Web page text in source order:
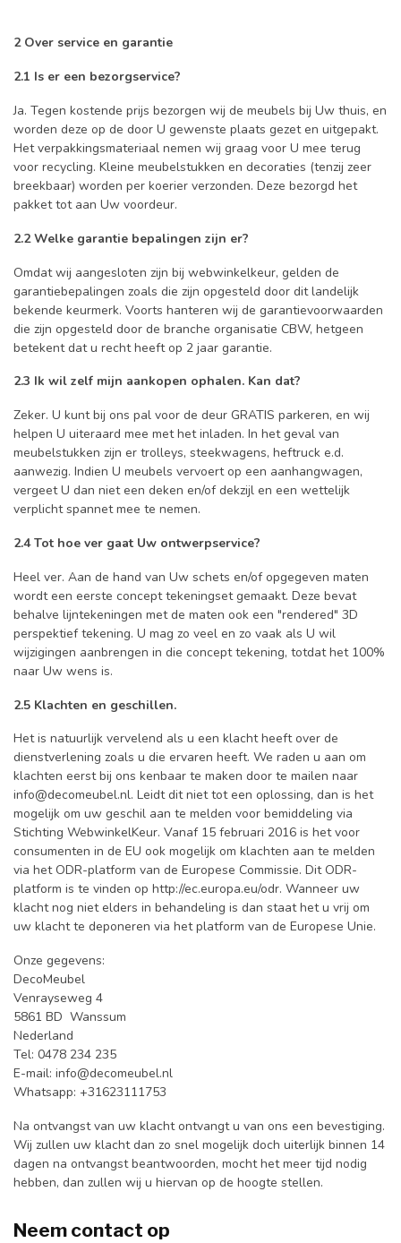
2 Over service en garantie
2.1 Is er een bezorgservice?
Ja. Tegen kostende prijs bezorgen wij de meubels bij Uw thuis, en
worden deze op de door U gewenste plaats gezet en uitgepakt.
Het verpakkingsmateriaal nemen wij graag voor U mee terug
voor recycling. Kleine meubelstukken en decoraties (tenzij zeer
breekbaar) worden per koerier verzonden. Deze bezorgd het
pakket tot aan Uw voordeur.
2.2 Welke garantie bepalingen zijn er?
Omdat wij aangesloten zijn bij webwinkelkeur, gelden de
garantiebepalingen zoals die zijn opgesteld door dit landelijk
bekende keurmerk. Voorts hanteren wij de garantievoorwaarden
die zijn opgesteld door de branche organisatie CBW, hetgeen
betekent dat u recht heeft op 2 jaar garantie.
2.3 Ik wil zelf mijn aankopen ophalen. Kan dat?
Zeker. U kunt bij ons pal voor de deur GRATIS parkeren, en wij
helpen U uiteraard mee met het inladen. In het geval van
meubelstukken zijn er trolleys, steekwagens, heftruck e.d.
aanwezig. Indien U meubels vervoert op een aanhangwagen,
vergeet U dan niet een deken en/of dekzijl en een wettelijk
verplicht spannet mee te nemen.
2.4 Tot hoe ver gaat Uw ontwerpservice?
Heel ver. Aan de hand van Uw schets en/of opgegeven maten
wordt een eerste concept tekeningset gemaakt. Deze bevat
behalve lijntekeningen met de maten ook een "rendered" 3D
perspektief tekening. U mag zo veel en zo vaak als U wil
wijzigingen aanbrengen in die concept tekening, totdat het 100%
naar Uw wens is.
2.5 Klachten en geschillen.
Het is natuurlijk vervelend als u een klacht heeft over de
dienstverlening zoals u die ervaren heeft. We raden u aan om
klachten eerst bij ons kenbaar te maken door te mailen naar
info@decomeubel.nl. Leidt dit niet tot een oplossing, dan is het
mogelijk om uw geschil aan te melden voor bemiddeling via
Stichting WebwinkelKeur. Vanaf 15 februari 2016 is het voor
consumenten in de EU ook mogelijk om klachten aan te melden
via het ODR-platform van de Europese Commissie. Dit ODR-
platform is te vinden op http://ec.europa.eu/odr. Wanneer uw
klacht nog niet elders in behandeling is dan staat het u vrij om
uw klacht te deponeren via het platform van de Europese Unie.
Onze gegevens:
DecoMeubel
Venrayseweg 4
5861 BD Wanssum
Nederland
Tel: 0478 234 235
E-mail: info@decomeubel.nl
Whatsapp: +31623111753
Na ontvangst van uw klacht ontvangt u van ons een bevestiging.
Wij zullen uw klacht dan zo snel mogelijk doch uiterlijk binnen 14
dagen na ontvangst beantwoorden, mocht het meer tijd nodig
hebben, dan zullen wij u hiervan op de hoogte stellen.
Neem contact op